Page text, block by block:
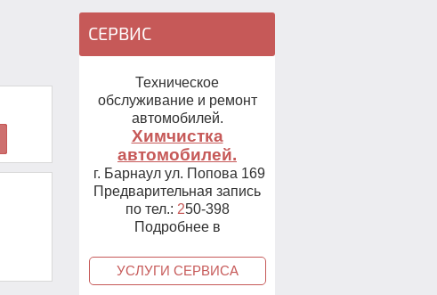
СЕРВИС
Техническое
обслуживание и ремонт
автомобилей.
Химчистка
автомобилей.
г. Барнаул ул. Попова 169
Предварительная запись
по тел.: 250-398
Подробнее в
УСЛУГИ СЕРВИСА